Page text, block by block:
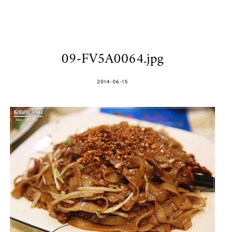
09-FV5A0064.jpg
POSTED
2014-06-15